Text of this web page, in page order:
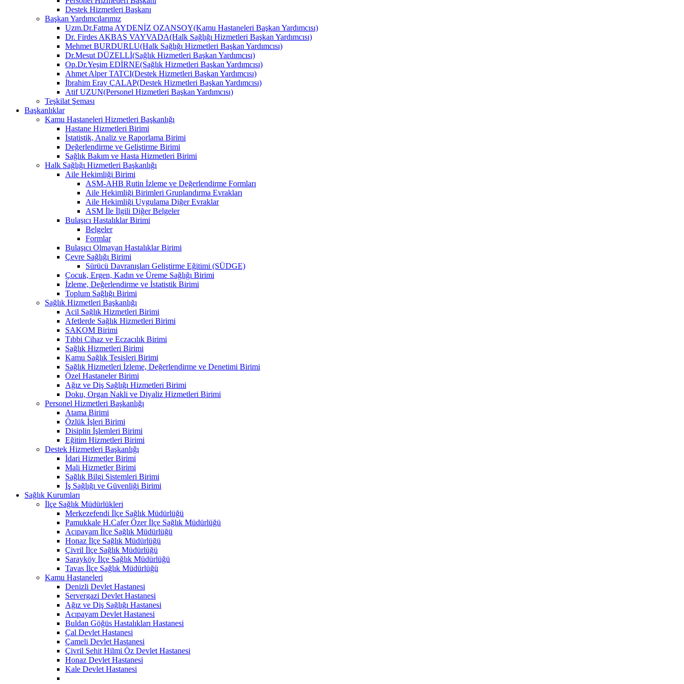
Destek Hizmetleri Başkanı
Başkan Yardımcılarımız
Uzm.Dr.Fatma AYDENİZ OZANSOY(Kamu Hastaneleri Başkan Yardımcısı)
Dr. Firdes AKBAŞ VAYVADA(Halk Sağlığı Hizmetleri Başkan Yardımcısı)
Mehmet BURDURLU(Halk Sağlığı Hizmetleri Başkan Yardımcısı)
Dr.Mesut DÜZELLİ(Sağlık Hizmetleri Başkan Yardımcısı)
Op.Dr.Yeşim EDİRNE(Sağlık Hizmetleri Başkan Yardımcısı)
Ahmet Alper TATCI(Destek Hizmetleri Başkan Yardımcısı)
İbrahim Eray ÇALAP(Destek Hizmetleri Başkan Yardımcısı)
Atif UZUN(Personel Hizmetleri Başkan Yardımcısı)
Teşkilat Şeması
Başkanlıklar
Kamu Hastaneleri Hizmetleri Başkanlığı
Hastane Hizmetleri Birimi
İstatistik, Analiz ve Raporlama Birimi
Değerlendirme ve Geliştirme Birimi
Sağlık Bakım ve Hasta Hizmetleri Birimi
Halk Sağlığı Hizmetleri Başkanlığı
Aile Hekimliği Birimi
ASM-AHB Rutin İzleme ve Değerlendirme Formları
Aile Hekimliği Birimleri Gruplandırma Evrakları
Aile Hekimliği Uygulama Diğer Evraklar
ASM İle İlgili Diğer Belgeler
Bulaşıcı Hastalıklar Birimi
Belgeler
Formlar
Bulaşıcı Olmayan Hastalıklar Birimi
Çevre Sağlığı Birimi
Sürücü Davranışları Geliştirme Eğitimi (SÜDGE)
Çocuk, Ergen, Kadın ve Üreme Sağlığı Birimi
İzleme, Değerlendirme ve İstatistik Birimi
Toplum Sağlığı Birimi
Sağlık Hizmetleri Başkanlığı
Acil Sağlık Hizmetleri Birimi
Afetlerde Sağlık Hizmetleri Birimi
SAKOM Birimi
Tıbbi Cihaz ve Eczacılık Birimi
Sağlık Hizmetleri Birimi
Kamu Sağlık Tesisleri Birimi
Sağlık Hizmetleri İzleme, Değerlendirme ve Denetimi Birimi
Özel Hastaneler Birimi
Ağız ve Diş Sağlığı Hizmetleri Birimi
Doku, Organ Nakli ve Diyaliz Hizmetleri Birimi
Personel Hizmetleri Başkanlığı
Atama Birimi
Özlük İşleri Birimi
Disiplin İşlemleri Birimi
Eğitim Hizmetleri Birimi
Destek Hizmetleri Başkanlığı
İdari Hizmetler Birimi
Mali Hizmetler Birimi
Sağlık Bilgi Sistemleri Birimi
İş Sağlığı ve Güvenliği Birimi
Sağlık Kurumları
İlçe Sağlık Müdürlükleri
Merkezefendi İlçe Sağlık Müdürlüğü
Pamukkale H.Cafer Özer İlçe Sağlık Müdürlüğü
Acıpayam İlçe Sağlık Müdürlüğü
Honaz İlçe Sağlık Müdürlüğü
Çivril İlçe Sağlık Müdürlüğü
Sarayköy İlçe Sağlık Müdürlüğü
Tavas İlçe Sağlık Müdürlüğü
Kamu Hastaneleri
Denizli Devlet Hastanesi
Servergazi Devlet Hastanesi
Ağız ve Diş Sağlığı Hastanesi
Acıpayam Devlet Hastanesi
Buldan Göğüs Hastalıkları Hastanesi
Çal Devlet Hastanesi
Çameli Devlet Hastanesi
Çivril Şehit Hilmi Öz Devlet Hastanesi
Honaz Devlet Hastanesi
Kale Devlet Hastanesi